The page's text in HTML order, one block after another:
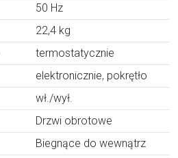
50 Hz
22,4 kg
termostatycznie
elektronicznie, pokrętło
wł./wył.
Drzwi obrotowe
Biegnące do wewnątrz